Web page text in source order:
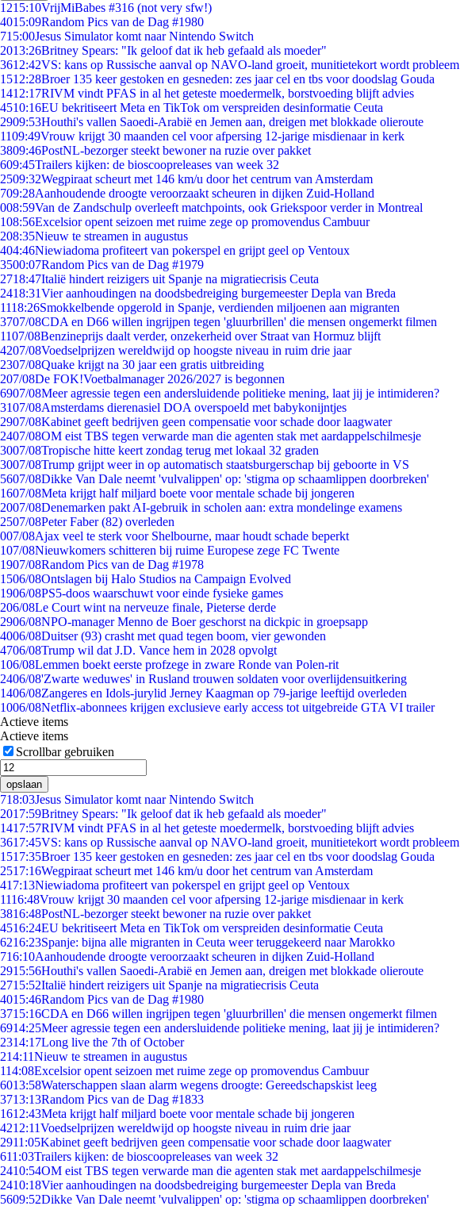
1215:10VrijMiBabes #316 (not very sfw!)
4015:09Random Pics van de Dag #1980
715:00Jesus Simulator komt naar Nintendo Switch
2013:26Britney Spears: "Ik geloof dat ik heb gefaald als moeder"
3612:42VS: kans op Russische aanval op NAVO-land groeit, munitietekort wordt probleem
1512:28Broer 135 keer gestoken en gesneden: zes jaar cel en tbs voor doodslag Gouda
1412:17RIVM vindt PFAS in al het geteste moedermelk, borstvoeding blijft advies
4510:16EU bekritiseert Meta en TikTok om verspreiden desinformatie Ceuta
2909:53Houthi's vallen Saoedi-Arabië en Jemen aan, dreigen met blokkade olieroute
1109:49Vrouw krijgt 30 maanden cel voor afpersing 12-jarige misdienaar in kerk
3809:46PostNL-bezorger steekt bewoner na ruzie over pakket
609:45Trailers kijken: de bioscoopreleases van week 32
2509:32Wegpiraat scheurt met 146 km/u door het centrum van Amsterdam
709:28Aanhoudende droogte veroorzaakt scheuren in dijken Zuid-Holland
008:59Van de Zandschulp overleeft matchpoints, ook Griekspoor verder in Montreal
108:56Excelsior opent seizoen met ruime zege op promovendus Cambuur
208:35Nieuw te streamen in augustus
404:46Niewiadoma profiteert van pokerspel en grijpt geel op Ventoux
3500:07Random Pics van de Dag #1979
2718:47Italië hindert reizigers uit Spanje na migratiecrisis Ceuta
2418:31Vier aanhoudingen na doodsbedreiging burgemeester Depla van Breda
1118:26Smokkelbende opgerold in Spanje, verdienden miljoenen aan migranten
3707/08CDA en D66 willen ingrijpen tegen 'gluurbrillen' die mensen ongemerkt filmen
1107/08Benzineprijs daalt verder, onzekerheid over Straat van Hormuz blijft
4207/08Voedselprijzen wereldwijd op hoogste niveau in ruim drie jaar
2307/08Quake krijgt na 30 jaar een gratis uitbreiding
207/08De FOK!Voetbalmanager 2026/2027 is begonnen
6907/08Meer agressie tegen een andersluidende politieke mening, laat jij je intimideren?
3107/08Amsterdams dierenasiel DOA overspoeld met babykonijntjes
2907/08Kabinet geeft bedrijven geen compensatie voor schade door laagwater
2407/08OM eist TBS tegen verwarde man die agenten stak met aardappelschilmesje
3007/08Tropische hitte keert zondag terug met lokaal 32 graden
3007/08Trump grijpt weer in op automatisch staatsburgerschap bij geboorte in VS
5607/08Dikke Van Dale neemt 'vulvalippen' op: 'stigma op schaamlippen doorbreken'
1607/08Meta krijgt half miljard boete voor mentale schade bij jongeren
2007/08Denemarken pakt AI-gebruik in scholen aan: extra mondelinge examens
2507/08Peter Faber (82) overleden
007/08Ajax veel te sterk voor Shelbourne, maar houdt schade beperkt
107/08Nieuwkomers schitteren bij ruime Europese zege FC Twente
1907/08Random Pics van de Dag #1978
1506/08Ontslagen bij Halo Studios na Campaign Evolved
1906/08PS5-doos waarschuwt voor einde fysieke games
206/08Le Court wint na nerveuze finale, Pieterse derde
2906/08NPO-manager Menno de Boer geschorst na dickpic in groepsapp
4006/08Duitser (93) crasht met quad tegen boom, vier gewonden
4706/08Trump wil dat J.D. Vance hem in 2028 opvolgt
106/08Lemmen boekt eerste profzege in zware Ronde van Polen-rit
2406/08'Zwarte weduwes' in Rusland trouwen soldaten voor overlijdensuitkering
1406/08Zangeres en Idols-jurylid Jerney Kaagman op 79-jarige leeftijd overleden
1006/08Netflix-abonnees krijgen exclusieve early access tot uitgebreide GTA VI trailer
Actieve items
Actieve items
Scrollbar gebruiken
opslaan
718:03Jesus Simulator komt naar Nintendo Switch
2017:59Britney Spears: "Ik geloof dat ik heb gefaald als moeder"
1417:57RIVM vindt PFAS in al het geteste moedermelk, borstvoeding blijft advies
3617:45VS: kans op Russische aanval op NAVO-land groeit, munitietekort wordt probleem
1517:35Broer 135 keer gestoken en gesneden: zes jaar cel en tbs voor doodslag Gouda
2517:16Wegpiraat scheurt met 146 km/u door het centrum van Amsterdam
417:13Niewiadoma profiteert van pokerspel en grijpt geel op Ventoux
1116:48Vrouw krijgt 30 maanden cel voor afpersing 12-jarige misdienaar in kerk
3816:48PostNL-bezorger steekt bewoner na ruzie over pakket
4516:24EU bekritiseert Meta en TikTok om verspreiden desinformatie Ceuta
6216:23Spanje: bijna alle migranten in Ceuta weer teruggekeerd naar Marokko
716:10Aanhoudende droogte veroorzaakt scheuren in dijken Zuid-Holland
2915:56Houthi's vallen Saoedi-Arabië en Jemen aan, dreigen met blokkade olieroute
2715:52Italië hindert reizigers uit Spanje na migratiecrisis Ceuta
4015:46Random Pics van de Dag #1980
3715:16CDA en D66 willen ingrijpen tegen 'gluurbrillen' die mensen ongemerkt filmen
6914:25Meer agressie tegen een andersluidende politieke mening, laat jij je intimideren?
2314:17Long live the 7th of October
214:11Nieuw te streamen in augustus
114:08Excelsior opent seizoen met ruime zege op promovendus Cambuur
6013:58Waterschappen slaan alarm wegens droogte: Gereedschapskist leeg
3713:13Random Pics van de Dag #1833
1612:43Meta krijgt half miljard boete voor mentale schade bij jongeren
4212:11Voedselprijzen wereldwijd op hoogste niveau in ruim drie jaar
2911:05Kabinet geeft bedrijven geen compensatie voor schade door laagwater
611:03Trailers kijken: de bioscoopreleases van week 32
2410:54OM eist TBS tegen verwarde man die agenten stak met aardappelschilmesje
2410:18Vier aanhoudingen na doodsbedreiging burgemeester Depla van Breda
5609:52Dikke Van Dale neemt 'vulvalippen' op: 'stigma op schaamlippen doorbreken'